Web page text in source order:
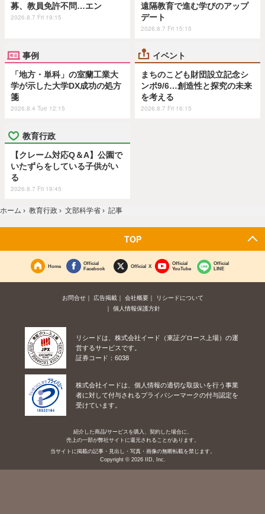
募、教員免許不問…エン
2026.8.7 Fri 19:15
遠隔教育で進む学びのアップ
デート
2026.8.7 Fri 15:15
事例
「地方・単科」の室蘭工業大
学が示した大学DX成功の処方
箋
2026.8.4 Tue 12:15
イベント
まちのこども財団設立記念シ
ンポ9/6…創造性と探究の未来
を考える
2026.8.7 Fri 16:15
教育行政
【クレーム対応Q＆A】公園で
いたずらをしている子供がい
る
2026.8.7 Fri 19:45
ホーム › 教育行政 › 文部科学省 › 記事
TOP
Home
Official
Facebook
Official X
Official
YouTube
Official
LINE
お問合せ 広告掲載 会社概要
リシードについて
個人情報保護方針
リシードは、株式会社イード（東証グロース上場）の運
営するサービスです。
証券コード：6038
株式会社イードは、個人情報の適切な取扱いを行う事業
者に対して付与されるプライバシーマークの付与認定を
受けています。
紹介した商品/サービスを購入、契約した場合に、
売上の一部が弊社サイトに還元されることがあります。
当サイトに掲載の記事・見出し・写真・画像の無断転載を禁じます。
Copyright © 2026 IID, Inc.